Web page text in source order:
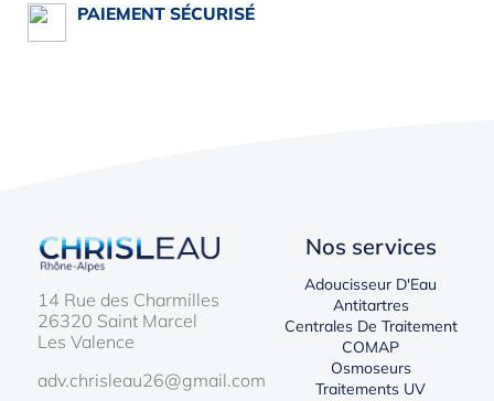
PAIEMENT SÉCURISÉ
14 Rue des Charmilles
26320 Saint Marcel
Les Valence
adv.chrisleau26@gmail.com
Nos services
Adoucisseur D'Eau
Antitartres
Centrales De Traitement
COMAP
Osmoseurs
Traitements UV